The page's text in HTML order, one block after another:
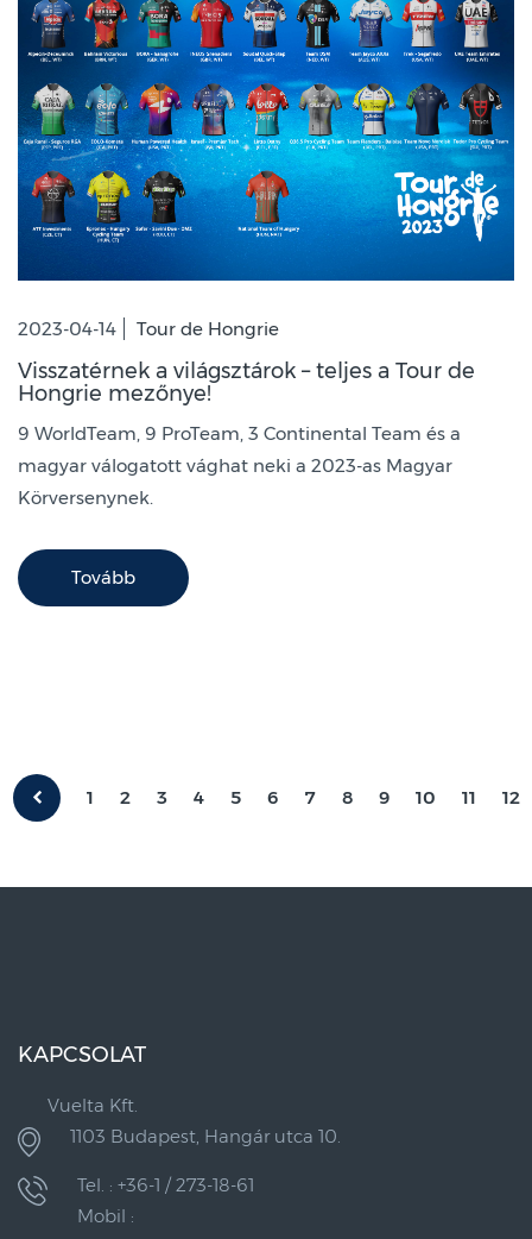
2023-04-14 Tour de Hongrie
Visszatérnek a világsztárok – teljes a Tour de
Hongrie mezőnye!
9 WorldTeam, 9 ProTeam, 3 Continental Team és a
magyar válogatott vághat neki a 2023-as Magyar
Körversenynek.
Tovább
1 2 3 4 5 6 7 8 9 10 11 12
KAPCSOLAT
Vuelta Kft.
1103 Budapest, Hangár utca 10.
Tel. : +36-1 / 273-18-61
Mobil :